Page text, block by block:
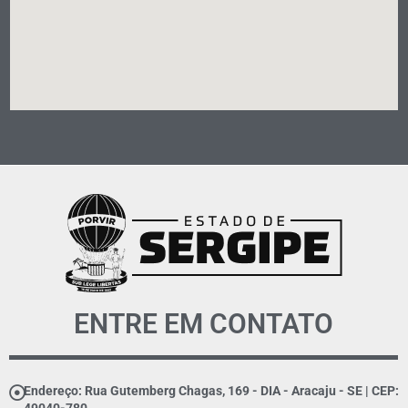
ENTRE EM CONTATO
Endereço: Rua Gutemberg Chagas, 169 - DIA - Aracaju - SE | CEP: